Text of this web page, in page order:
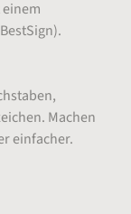
Machen
einfacher.